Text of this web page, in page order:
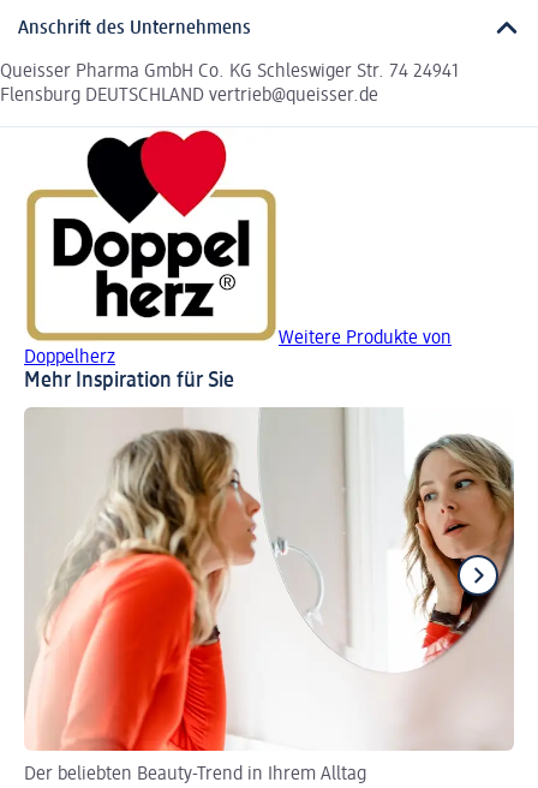
Anschrift des Unternehmens
Queisser Pharma GmbH Co. KG Schleswiger Str. 74 24941
Flensburg DEUTSCHLAND vertrieb@queisser.de
Weitere Produkte von
Doppelherz
Mehr Inspiration für Sie
Der beliebten Beauty-Trend in Ihrem Alltag